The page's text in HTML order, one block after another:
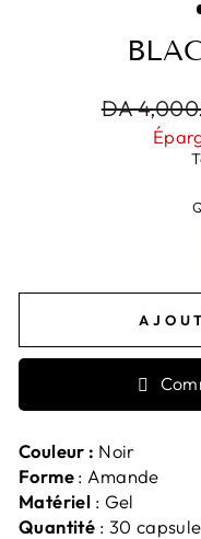
Prix
régulier
DA
Couleur : Noir
Forme: Amande
Matériel : Gel
Quantité : 30